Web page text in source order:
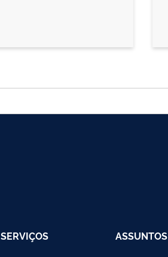
SERVIÇOS ASSUNTOS